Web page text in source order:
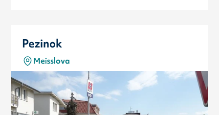
Pezinok
Meisslova